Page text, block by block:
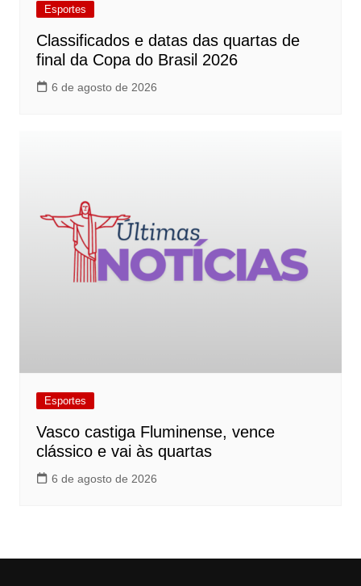
Esportes
Classificados e datas das quartas de
final da Copa do Brasil 2026
6 de agosto de 2026
Esportes
Vasco castiga Fluminense, vence
clássico e vai às quartas
6 de agosto de 2026